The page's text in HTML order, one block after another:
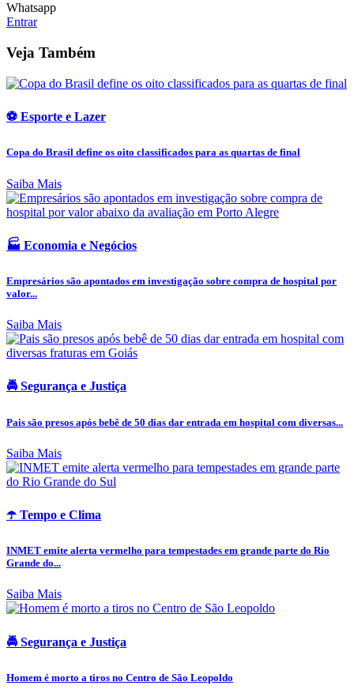
Whatsapp
Entrar
Veja Também
⚽ Esporte e Lazer
Copa do Brasil define os oito classificados para as quartas de final
Saiba Mais
🏭 Economia e Negócios
Empresários são apontados em investigação sobre compra de hospital por
valor...
Saiba Mais
🚔 Segurança e Justiça
Pais são presos após bebê de 50 dias dar entrada em hospital com diversas...
Saiba Mais
☂️ Tempo e Clima
INMET emite alerta vermelho para tempestades em grande parte do Rio
Grande do...
Saiba Mais
🚔 Segurança e Justiça
Homem é morto a tiros no Centro de São Leopoldo